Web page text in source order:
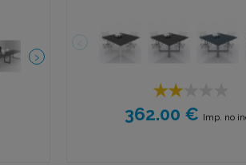
362.00 € Imp. no